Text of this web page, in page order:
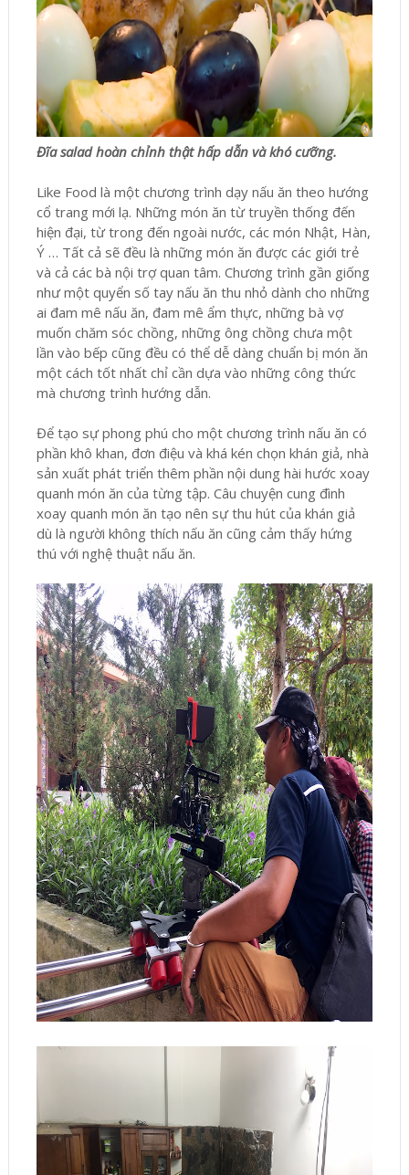
Đĩa salad hoàn chỉnh thật hấp dẫn và khó cưỡng.
Like Food là một chương trình dạy nấu ăn theo hướng
cổ trang mới lạ. Những món ăn từ truyền thống đến
hiện đại, từ trong đến ngoài nước, các món Nhật, Hàn,
Ý … Tất cả sẽ đều là những món ăn được các giới trẻ
và cả các bà nội trợ quan tâm. Chương trình gần giống
như một quyển số tay nấu ăn thu nhỏ dành cho những
ai đam mê nấu ăn, đam mê ẩm thực, những bà vợ
muốn chăm sóc chồng, những ông chồng chưa một
lần vào bếp cũng đều có thể dễ dàng chuẩn bị món ăn
một cách tốt nhất chỉ cần dựa vào những công thức
mà chương trình hướng dẫn.
Để tạo sự phong phú cho một chương trình nấu ăn có
phần khô khan, đơn điệu và khá kén chọn khán giả, nhà
sản xuất phát triển thêm phần nội dung hài hước xoay
quanh món ăn của từng tập. Câu chuyện cung đình
xoay quanh món ăn tạo nên sự thu hút của khán giả
dù là người không thích nấu ăn cũng cảm thấy hứng
thú với nghệ thuật nấu ăn.